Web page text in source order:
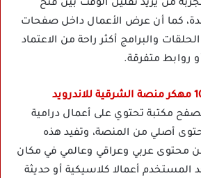
من يريد تقليل الوقت بين فتح
كما أن عرض الأعمال داخل صفحات
والبرامج أكثر راحة من الاعتماد
روابط متفرقة.
مكتبة تحتوي على أعمال درامية
أصلي من المنصة، وتفيد هذه
محتوى عربي وعراقي وعالمي في مكان
المستخدم أعمالا كلاسيكية أو حديثة